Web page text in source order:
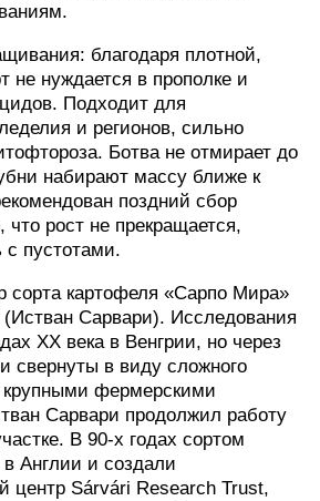
благодаря плотной,
не нуждается в прополке и
Подходит для
и регионов, сильно
Ботва не отмирает до
набирают массу ближе к
поздний сбор
что рост не прекращается,
с пустотами.
сорта картофеля «Сарпо Мира»
Сарвари). Исследования
XX века в Венгрии, но через
свернуты в виду сложного
крупными фермерскими
Сарвари продолжил работу
В 90-х годах сортом
Англии и создали
центр Sárvári Research Trust,